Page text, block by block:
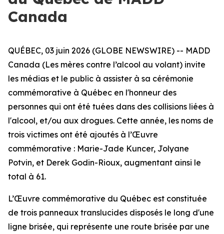
Canada
QUÉBEC, 03 juin 2026 (GLOBE NEWSWIRE) -- MADD
Canada (Les mères contre l’alcool au volant) invite
les médias et le public à assister à sa cérémonie
commémorative à Québec en l'honneur des
personnes qui ont été tuées dans des collisions liées à
l'alcool, et/ou aux drogues. Cette année, les noms de
trois victimes ont été ajoutés à l’Œuvre
commémorative : Marie-Jade Kuncer, Jolyane
Potvin, et Derek Godin-Rioux, augmentant ainsi le
total à 61.
L’Œuvre commémorative du Québec est constituée
de trois panneaux translucides disposés le long d'une
ligne brisée, qui représente une route brisée par une